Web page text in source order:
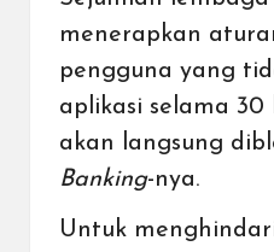
menerapkan
pengguna yang
aplikasi selama
akan langsung
Banking-nya.
Untuk